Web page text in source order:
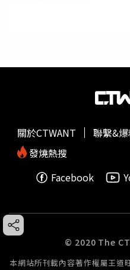
關於CTWANT 聯繫&
發燒熱搜
Facebook
© 2020 The
本網站所刊載內容著作權屬王道